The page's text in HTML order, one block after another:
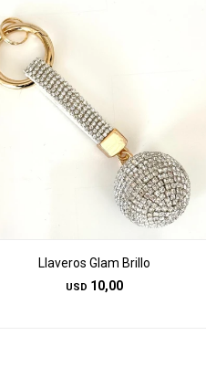
Llaveros Glam Brillo
USD 10,00